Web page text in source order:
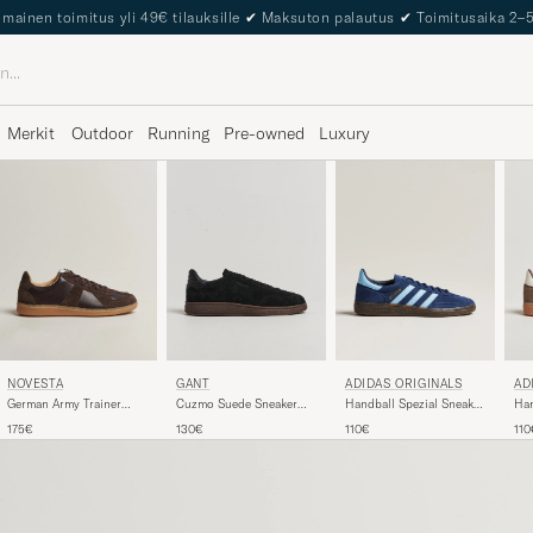
toimitus yli 49€ tilauksille ✔ Maksuton palautus ✔ Toimitusaika
Merkit Outdoor Running Pre-owned Luxury
NOVESTA
German Army Trainer
175€
GANT
Cuzmo Suede Sneaker
130€
ADIDAS ORIGINALS
Handball Spezial Sneaker
110€